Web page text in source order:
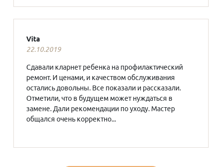
Vita
22.10.2019
Сдавали кларнет ребенка на профилактический
ремонт. И ценами, и качеством обслуживания
остались довольны. Все показали и рассказали.
Отметили, что в будущем может нуждаться в
замене. Дали рекомендации по уходу. Мастер
общался очень корректно...